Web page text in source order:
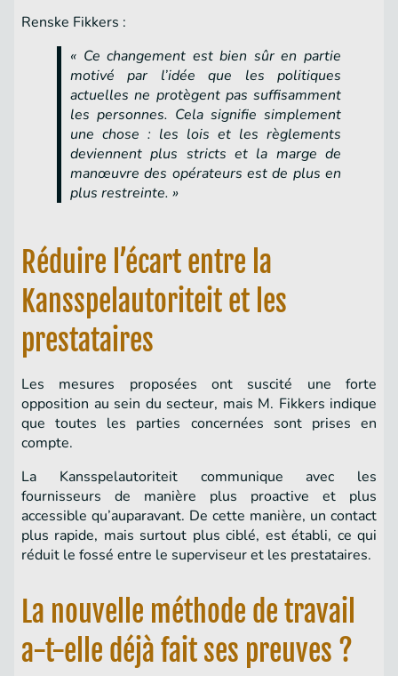
Renske Fikkers :
« Ce changement est bien sûr en partie
motivé par l’idée que les politiques
actuelles ne protègent pas suffisamment
les personnes. Cela signifie simplement
une chose : les lois et les règlements
deviennent plus stricts et la marge de
manœuvre des opérateurs est de plus en
plus restreinte. »
Réduire l’écart entre la
Kansspelautoriteit et les
prestataires
Les mesures proposées ont suscité une forte
opposition au sein du secteur, mais M. Fikkers indique
que toutes les parties concernées sont prises en
compte.
La Kansspelautoriteit communique avec les
fournisseurs de manière plus proactive et plus
accessible qu’auparavant. De cette manière, un contact
plus rapide, mais surtout plus ciblé, est établi, ce qui
réduit le fossé entre le superviseur et les prestataires.
La nouvelle méthode de travail
a-t-elle déjà fait ses preuves ?